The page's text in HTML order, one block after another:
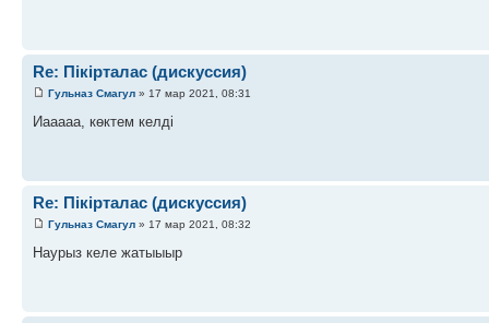
Re: Пікірталас (дискуссия)
Гульназ Смагул » 17 мар 2021, 08:31
Иааааа, көктем келді
Re: Пікірталас (дискуссия)
Гульназ Смагул » 17 мар 2021, 08:32
Наурыз келе жатыыыр